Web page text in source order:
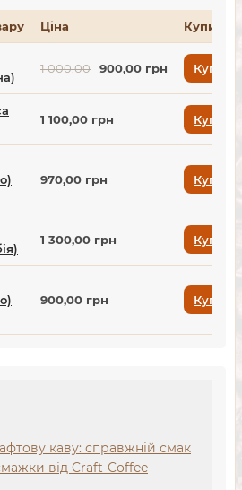
Ціна Купити
1 000,00 900,00 грн Купити
1 100,00 грн Купити
970,00 грн Купити
1 300,00 грн Купити
900,00 грн Купити
каву: справжній смак
від Craft-Coffee